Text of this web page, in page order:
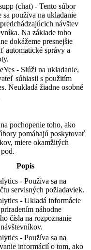
(chat) - Tento súbor
sa používa na ukladanie
návštev
Na základe toho
dokážeme presnejšie
automatické správy a
- Slúži na ukladanie,
súhlasil s použitím
Neukladá žiadne osobné
pochopenie toho, ako
pomáhajú poskytovať
miere okamžitých
Popis
- Používa sa na
servisných požiadaviek.
- Ukladá informácie
náhodne
čísla na rozpoznanie
- Používa sa na
informácií o tom, ako